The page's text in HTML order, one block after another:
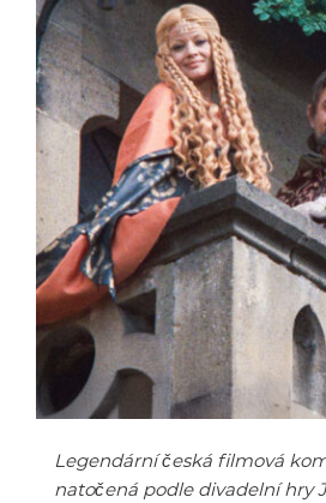
Legendární česká filmová
natočená podle divadelní hry